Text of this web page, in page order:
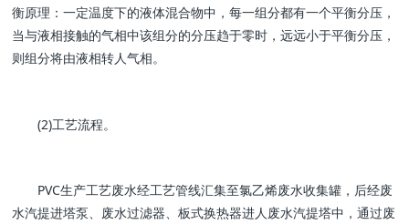
衡原理：一定温度下的液体混合物中，每一组分都有一个平衡分压，
当与液相接触的气相中该组分的分压趋于零时，远远小于平衡分压，
则组分将由液相转人气相。
(2)工艺流程。
PVC生产工艺废水经工艺管线汇集至氯乙烯废水收集罐，后经废
水汽提进塔泵、废水过滤器、板式换热器进人废水汽提塔中，通过废